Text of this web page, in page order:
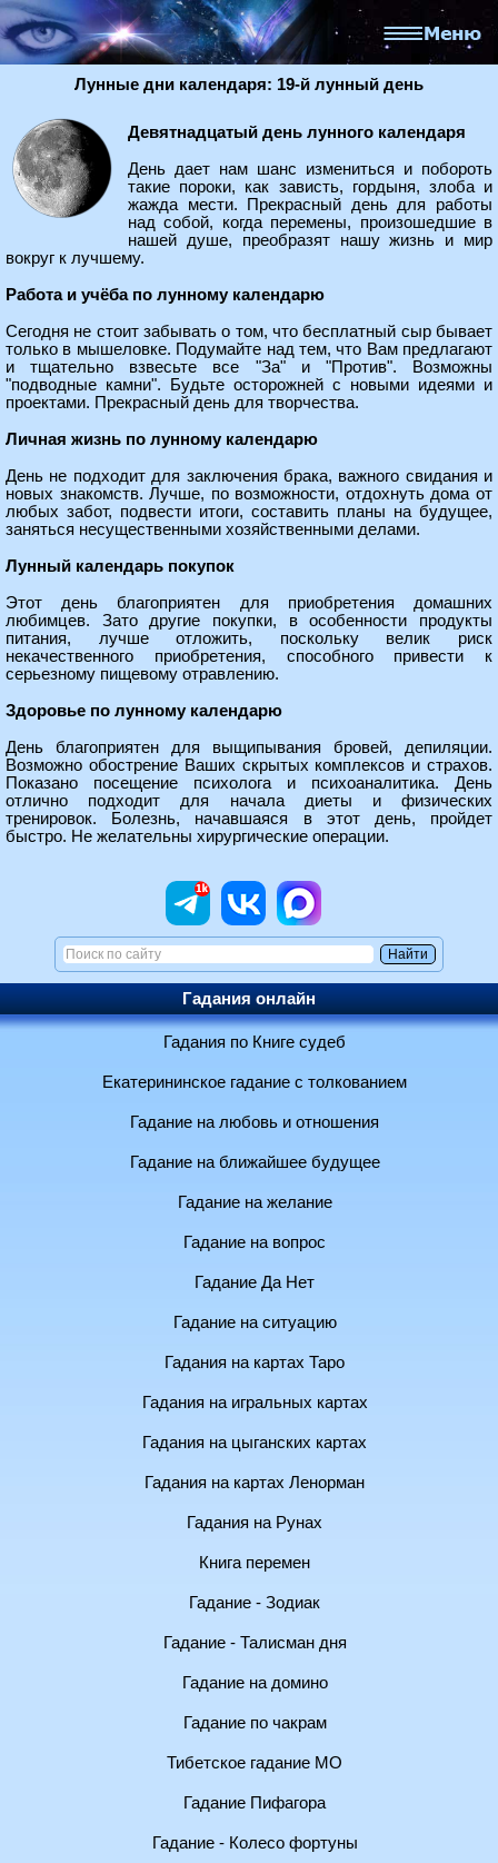
Лунные дни календаря: 19-й лунный день
Девятнадцатый день лунного календаря
День дает нам шанс измениться и побороть
такие пороки, как зависть, гордыня, злоба и
жажда мести. Прекрасный день для работы
над собой, когда перемены, произошедшие в
нашей душе, преобразят нашу жизнь и мир
вокруг к лучшему.
Работа и учёба по лунному календарю
Сегодня не стоит забывать о том, что бесплатный сыр бывает
только в мышеловке. Подумайте над тем, что Вам предлагают
и тщательно взвесьте все "За" и "Против". Возможны
"подводные камни". Будьте осторожней с новыми идеями и
проектами. Прекрасный день для творчества.
Личная жизнь по лунному календарю
День не подходит для заключения брака, важного свидания и
новых знакомств. Лучше, по возможности, отдохнуть дома от
любых забот, подвести итоги, составить планы на будущее,
заняться несущественными хозяйственными делами.
Лунный календарь покупок
Этот день благоприятен для приобретения домашних
любимцев. Зато другие покупки, в особенности продукты
питания, лучше отложить, поскольку велик риск
некачественного приобретения, способного привести к
серьезному пищевому отравлению.
Здоровье по лунному календарю
День благоприятен для выщипывания бровей, депиляции.
Возможно обострение Ваших скрытых комплексов и страхов.
Показано посещение психолога и психоаналитика. День
отлично подходит для начала диеты и физических
тренировок. Болезнь, начавшаяся в этот день, пройдет
быстро. Не желательны хирургические операции.
Гадания онлайн
Гадания по Книге судеб
Екатерининское гадание с толкованием
Гадание на любовь и отношения
Гадание на ближайшее будущее
Гадание на желание
Гадание на вопрос
Гадание Да Нет
Гадание на ситуацию
Гадания на картах Таро
Гадания на игральных картах
Гадания на цыганских картах
Гадания на картах Ленорман
Гадания на Рунах
Книга перемен
Гадание - Зодиак
Гадание - Талисман дня
Гадание на домино
Гадание по чакрам
Тибетское гадание МО
Гадание Пифагора
Гадание - Колесо фортуны